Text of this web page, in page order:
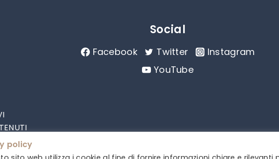
Social
Facebook Twitter
Instagram
YouTube
policy